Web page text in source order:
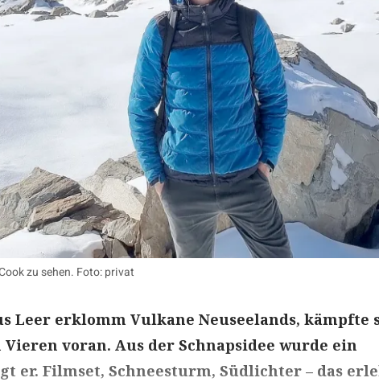
zu sehen. Foto: privat
Leer erklomm Vulkane Neuseelands, kämpfte
voran. Aus der Schnapsidee wurde ein
er. Filmset, Schneesturm, Südlichter – das